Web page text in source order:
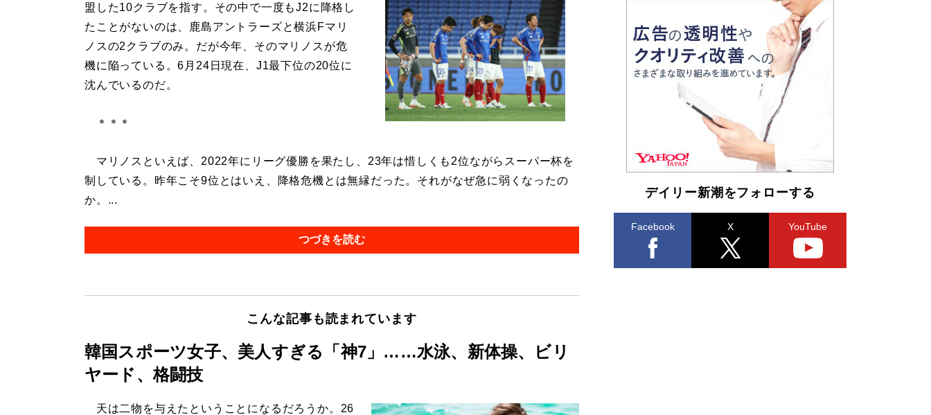
盟した10クラブを指す。その中で一度もJ2に降格し
たことがないのは、鹿島アントラーズと横浜Fマリ
ノスの2クラブのみ。だが今年、そのマリノスが危
機に陥っている。6月24日現在、J1最下位の20位に
沈んでいるのだ。
＊＊＊
マリノスといえば、2022年にリーグ優勝を果たし、23年は惜しくも2位ながらスーパー杯を
制している。昨年こそ9位とはいえ、降格危機とは無縁だった。それがなぜ急に弱くなったの
か。...
つづきを読む
こんな記事も読まれています
韓国スポーツ女子、美人すぎる「神7」……水泳、新体操、ビリ
ヤード、格闘技
天は二物を与えたということになるだろうか。26
「『火垂るの墓』は、大嘘である」原作者が抱き
続けた“自責の念”とは…「自己憐憫は描きたくな
い」監督が徹底的にこだわったこと（後編） #
戦争の記憶
Book Bang
入社10年目にして最下位の営業がトップに大逆
転 上司の“意外な一言”から生まれた「雑談のテ
Book Bang
皇室はなぜ世界から尊敬されているのか？ 「天
皇陛下はお元気でおられるか」がサウジ国王の第
一声になる理由
デイリー新潮をフォローする
Facebook X YouTube